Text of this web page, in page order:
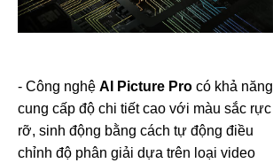
- Công nghệ AI Picture Pro có khả năng
cung cấp độ chi tiết cao với màu sắc rực
rỡ, sinh động bằng cách tự động điều
chỉnh độ phân giải dựa trên loại video